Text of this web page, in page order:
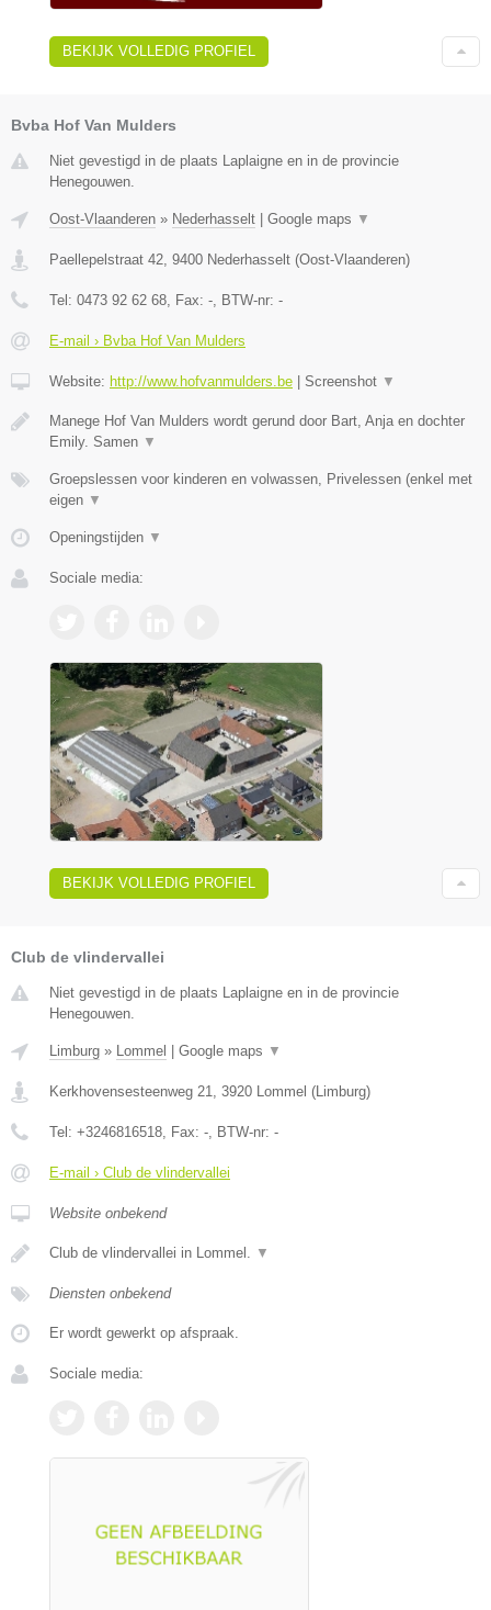
BEKIJK VOLLEDIG PROFIEL
Bvba Hof Van Mulders
Niet gevestigd in de plaats Laplaigne en in de provincie
Henegouwen.
Oost-Vlaanderen » Nederhasselt Google maps ▼
Paellepelstraat 42, 9400 Nederhasselt (Oost-Vlaanderen)
Tel: 0473 92 62 68, Fax: -, BTW-nr: -
E-mail › Bvba Hof Van Mulders
Website: http://www.hofvanmulders.be Screenshot ▼
Manege Hof Van Mulders wordt gerund door Bart, Anja en dochter
Emily. Samen ▼
Groepslessen voor kinderen en volwassen, Privelessen (enkel met
eigen ▼
Openingstijden ▼
Sociale media:
BEKIJK VOLLEDIG PROFIEL
Club de vlindervallei
Niet gevestigd in de plaats Laplaigne en in de provincie
Henegouwen.
Limburg » Lommel Google maps ▼
Kerkhovensesteenweg 21 3920 Lommel ( Limburg)
Tel: +3246816518 , Fax: - , BTW-nr: -
E-mail › Club de vlindervallei
Website onbekend
Club de vlindervallei in Lommel. ▼
Diensten onbekend
Er wordt gewerkt op afspraak.
Sociale media: